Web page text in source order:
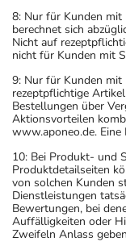
8: Nur für Kunden
berechnet sich
Nicht auf
nicht für Kunden mit
9: Nur für Kunden
rezeptpflichtige
Bestellungen über
Aktionsvorteilen
www.aponeo.de.
10: Bei Produkt- und
Produktdetailseiten
von solchen Kunden
Dienstleistungen
Bewertungen, bei
Auffälligkeiten oder
Zweifeln Anlass